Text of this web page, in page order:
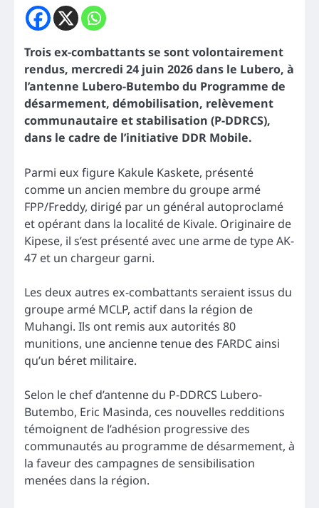
Trois ex-combattants se sont volontairement
rendus, mercredi 24 juin 2026 dans le Lubero, à
l’antenne Lubero-Butembo du Programme de
désarmement, démobilisation, relèvement
communautaire et stabilisation (P-DDRCS),
dans le cadre de l’initiative DDR Mobile.
Parmi eux figure Kakule Kaskete, présenté
comme un ancien membre du groupe armé
FPP/Freddy, dirigé par un général autoproclamé
et opérant dans la localité de Kivale. Originaire de
Kipese, il s’est présenté avec une arme de type AK-
47 et un chargeur garni.
Les deux autres ex-combattants seraient issus du
groupe armé MCLP, actif dans la région de
Muhangi. Ils ont remis aux autorités 80
munitions, une ancienne tenue des FARDC ainsi
qu’un béret militaire.
Selon le chef d’antenne du P-DDRCS Lubero-
Butembo, Eric Masinda, ces nouvelles redditions
témoignent de l’adhésion progressive des
communautés au programme de désarmement, à
la faveur des campagnes de sensibilisation
menées dans la région.